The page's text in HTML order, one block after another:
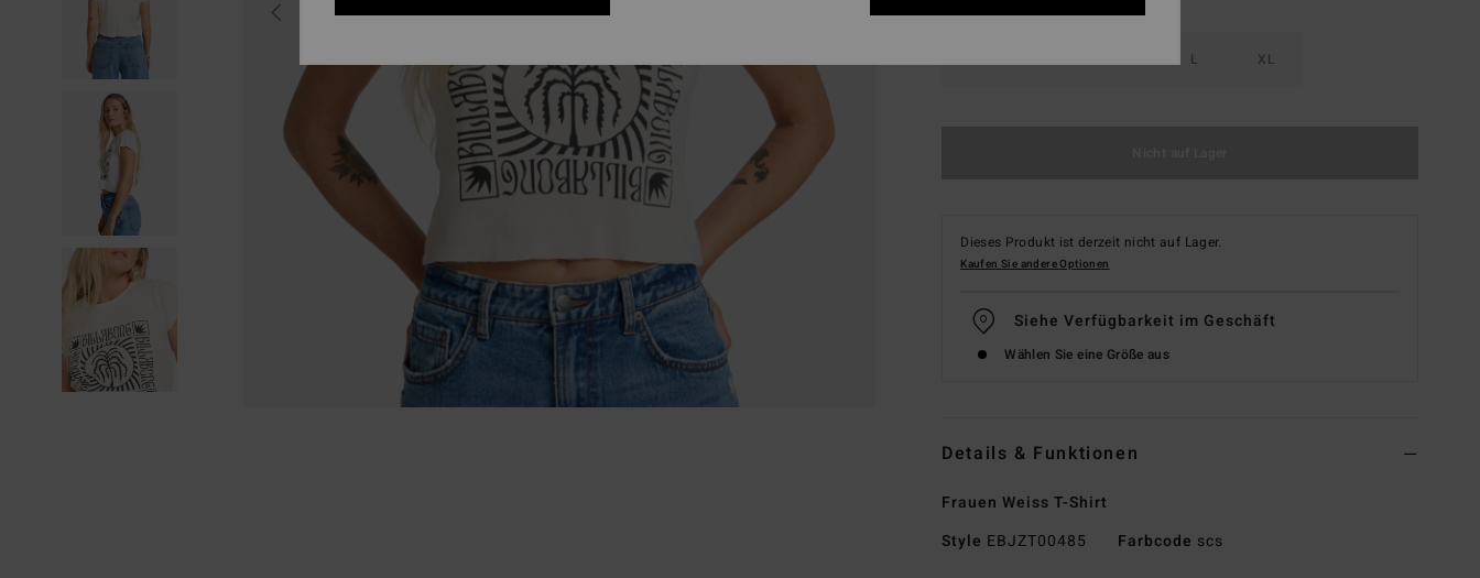
L XL
Dieses Produkt ist derzeit nicht auf Lager.
Kaufen Sie andere Optionen
Siehe Verfügbarkeit im Geschäft
Wählen Sie eine Größe aus
Details & Funktionen
Frauen Weiss T-Shirt
Style EBJZT00485 Farbcode scs